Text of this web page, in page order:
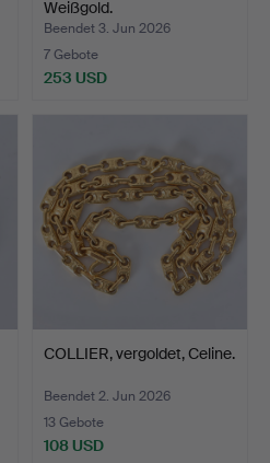
Weißgold.
Beendet 3. Jun 2026
7 Gebote
253 USD
COLLIER, vergoldet, Celine.
Beendet 2. Jun 2026
13 Gebote
108 USD